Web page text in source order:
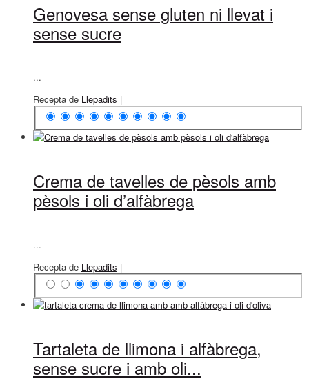
Genovesa sense gluten ni llevat i
sense sucre
...
Recepta de Llepadits |
Crema de tavelles de pèsols amb
pèsols i oli d’alfàbrega
...
Recepta de Llepadits |
Tartaleta de llimona i alfàbrega,
sense sucre i amb oli...